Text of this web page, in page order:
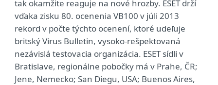
tak okamžite reaguje na nové hrozby. ESET drží
vďaka zisku 80. ocenenia VB100 v júli 2013
rekord v počte týchto ocenení, ktoré udeľuje
britský Virus Bulletin, vysoko-rešpektovaná
nezávislá testovacia organizácia. ESET sídli v
Bratislave, regionálne pobočky má v Prahe, ČR;
Jene, Nemecko; San Diegu, USA; Buenos Aires,